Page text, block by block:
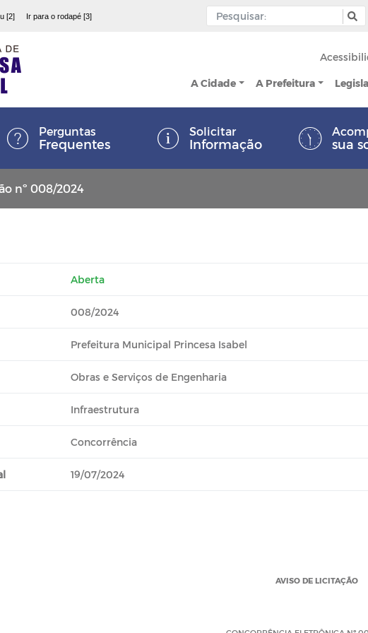
[2] Ir para o rodapé [3]
A Cidade A Prefeitura
Perguntas
Frequentes
Solicitar
Informação sua
nº 008/2024
Aberta
008/2024
Prefeitura Municipal Princesa Isabel
Obras e Serviços de Engenharia
Infraestrutura
Concorrência
19/07/2024
AVISO DE LICITAÇÃO